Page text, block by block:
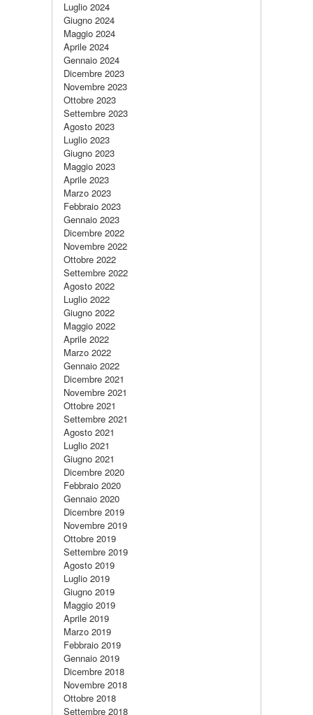
Luglio 2024
Giugno 2024
Maggio 2024
Aprile 2024
Gennaio 2024
Dicembre 2023
Novembre 2023
Ottobre 2023
Settembre 2023
Agosto 2023
Luglio 2023
Giugno 2023
Maggio 2023
Aprile 2023
Marzo 2023
Febbraio 2023
Gennaio 2023
Dicembre 2022
Novembre 2022
Ottobre 2022
Settembre 2022
Agosto 2022
Luglio 2022
Giugno 2022
Maggio 2022
Aprile 2022
Marzo 2022
Gennaio 2022
Dicembre 2021
Novembre 2021
Ottobre 2021
Settembre 2021
Agosto 2021
Luglio 2021
Giugno 2021
Dicembre 2020
Febbraio 2020
Gennaio 2020
Dicembre 2019
Novembre 2019
Ottobre 2019
Settembre 2019
Agosto 2019
Luglio 2019
Giugno 2019
Maggio 2019
Aprile 2019
Marzo 2019
Febbraio 2019
Gennaio 2019
Dicembre 2018
Novembre 2018
Ottobre 2018
Settembre 2018